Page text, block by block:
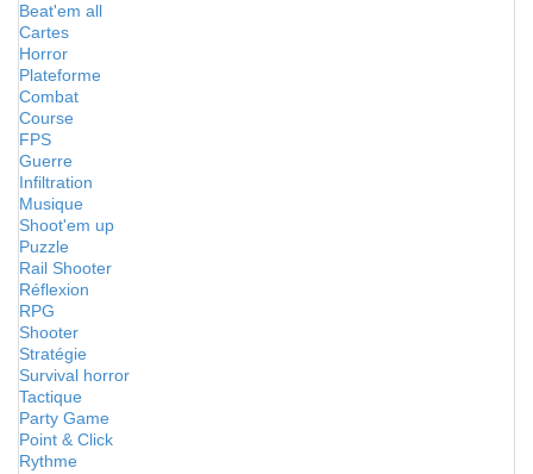
Beat'em all
Cartes
Horror
Plateforme
Combat
Course
FPS
Guerre
Infiltration
Musique
Shoot'em up
Puzzle
Rail Shooter
Réflexion
RPG
Shooter
Stratégie
Survival horror
Tactique
Party Game
Point & Click
Rythme